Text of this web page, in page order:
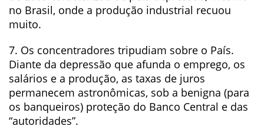
no Brasil, onde a produção industrial recuou
muito.
7. Os concentradores tripudiam sobre o País.
Diante da depressão que afunda o emprego, os
salários e a produção, as taxas de juros
permanecem astronômicas, sob a benigna (para
os banqueiros) proteção do Banco Central e das
“autoridades”.